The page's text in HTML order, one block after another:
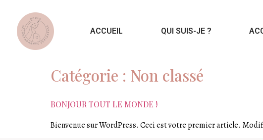
ACCUEIL QUI SUIS-JE ?
Catégorie : Non classé
BONJOUR TOUT LE MONDE !
Bienvenue sur WordPress. Ceci est votre premier article.